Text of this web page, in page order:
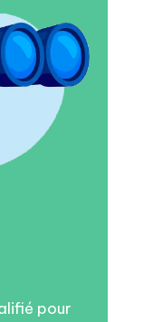
pour